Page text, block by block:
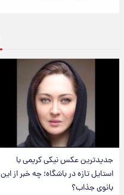
جدیدترین عکس نیکی کریمی با
استایل تازه در باشگاه؛ چه خبر از این
بانوی جذاب؟